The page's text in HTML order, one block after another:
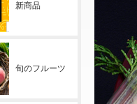
新商品
旬のフルーツ